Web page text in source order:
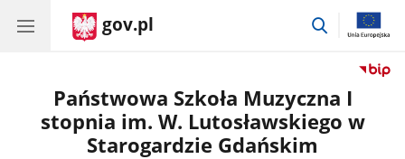
gov.pl
przejdź
Państwowa Szkoła Muzyczna I
stopnia im. W. Lutosławskiego w
Starogardzie Gdańskim